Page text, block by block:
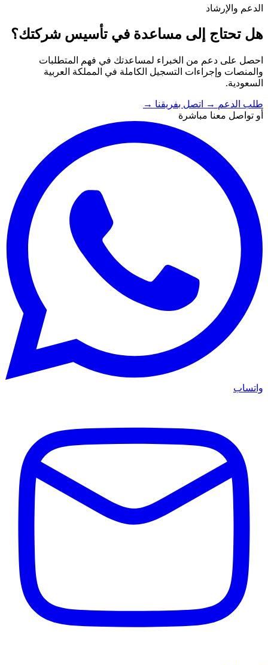
الدعم والإرشاد
هل تحتاج إلى مساعدة في تأسيس شركتك؟
احصل على دعم من الخبراء لمساعدتك في فهم المتطلبات
والمنصات وإجراءات التسجيل الكاملة في المملكة العربية
السعودية.
طلب الدعم → اتصل بفريقنا →
أو تواصل معنا مباشرة
واتساب